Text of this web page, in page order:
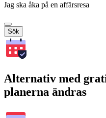
Jag ska åka på en affärsresa
Sök
Alternativ med
planerna ändras